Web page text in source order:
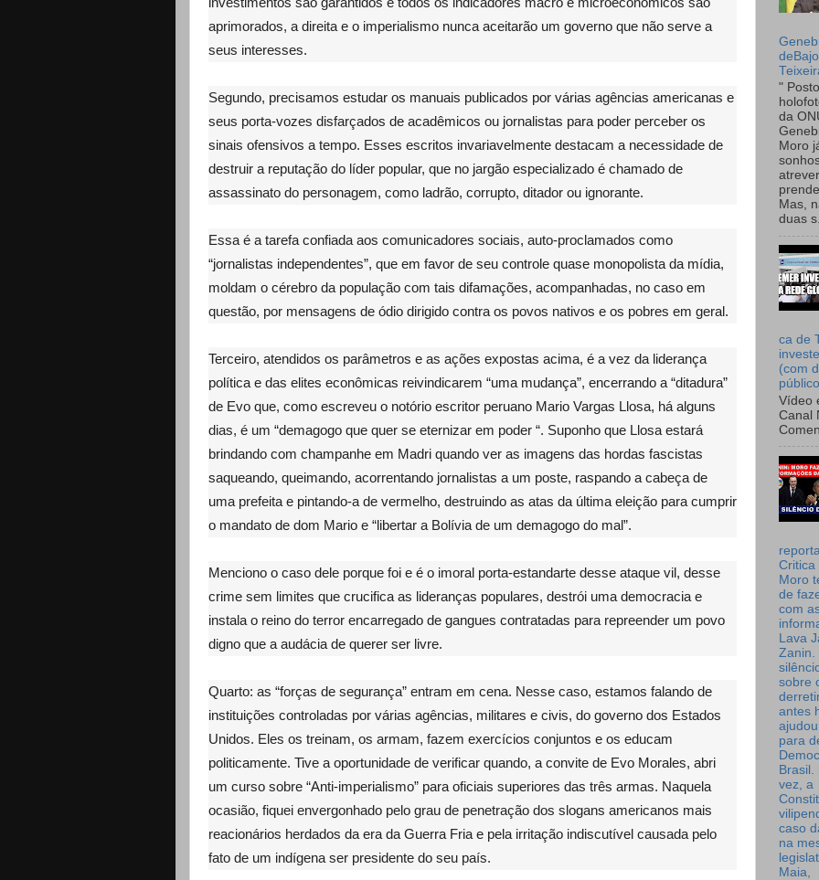
aprimorados, a direita e o imperialismo nunca aceitarão um governo que não serve a
seus interesses.
Segundo, precisamos estudar os manuais publicados por várias agências americanas e
seus porta-vozes disfarçados de acadêmicos ou jornalistas para poder perceber os
sinais ofensivos a tempo. Esses escritos invariavelmente destacam a necessidade de
destruir a reputação do líder popular, que no jargão especializado é chamado de
assassinato do personagem, como ladrão, corrupto, ditador ou ignorante.
Essa é a tarefa confiada aos comunicadores sociais, auto-proclamados como
“jornalistas independentes”, que em favor de seu controle quase monopolista da mídia,
moldam o cérebro da população com tais difamações, acompanhadas, no caso em
questão, por mensagens de ódio dirigido contra os povos nativos e os pobres em geral.
Terceiro, atendidos os parâmetros e as ações expostas acima, é a vez da liderança
política e das elites econômicas reivindicarem “uma mudança”, encerrando a “ditadura”
de Evo que, como escreveu o notório escritor peruano Mario Vargas Llosa, há alguns
dias, é um “demagogo que quer se eternizar em poder “. Suponho que Llosa estará
brindando com champanhe em Madri quando ver as imagens das hordas fascistas
saqueando, queimando, acorrentando jornalistas a um poste, raspando a cabeça de
uma prefeita e pintando-a de vermelho, destruindo as atas da última eleição para cumprir
o mandato de dom Mario e “libertar a Bolívia de um demagogo do mal”.
Menciono o caso dele porque foi e é o imoral porta-estandarte desse ataque vil, desse
crime sem limites que crucifica as lideranças populares, destrói uma democracia e
instala o reino do terror encarregado de gangues contratadas para repreender um povo
digno que a audácia de querer ser livre.
Quarto: as “forças de segurança” entram em cena. Nesse caso, estamos falando de
instituições controladas por várias agências, militares e civis, do governo dos Estados
Unidos. Eles os treinam, os armam, fazem exercícios conjuntos e os educam
politicamente. Tive a oportunidade de verificar quando, a convite de Evo Morales, abri
um curso sobre “Anti-imperialismo” para oficiais superiores das três armas. Naquela
ocasião, fiquei envergonhado pelo grau de penetração dos slogans americanos mais
reacionários herdados da era da Guerra Fria e pela irritação indiscutível causada pelo
fato de um indígena ser presidente do seu país.
"
da
Moro
Mas,
duas
ca de
(com
Vídeo
Canal
Critica
Moro
de
com
Lava
Zanin.
sobre
antes
para
Brasil.
vez, a
caso
na
Maia,